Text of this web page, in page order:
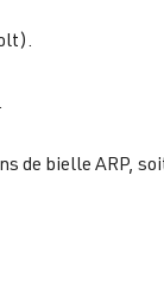
de bielle ARP,